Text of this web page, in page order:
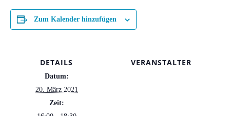
Zum Kalender hinzufügen
DETAILS
Datum:
20. März 2021
Zeit:
VERANSTALTER